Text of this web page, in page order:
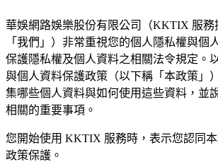
華娛網路娛樂股份有限公司（KKTIX 服務
「我們」）非常重視您的個人隱私權與個
保護隱私權及個人資料之相關法令規定。
與個人資料保護政策（以下稱「本政策」
集哪些個人資料與如何使用這些資料，並
相關的重要事項。
您開始使用 KKTIX 服務時，表示您認同
政策保護。